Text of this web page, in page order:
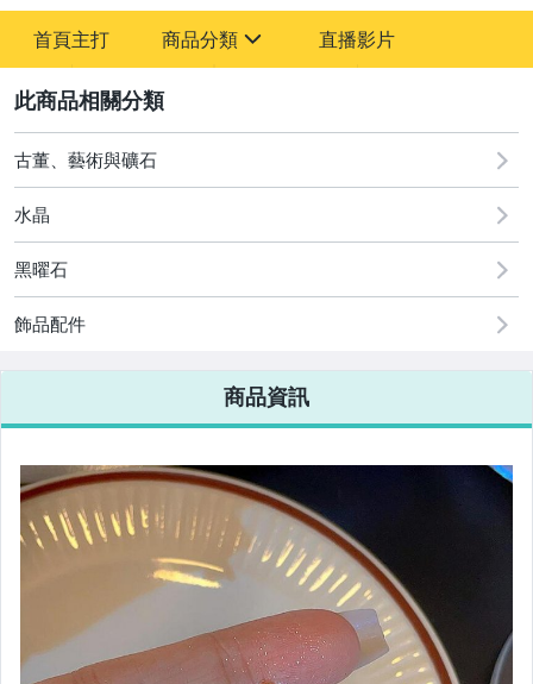
首頁主打 商品分類
古董、藝術與礦石
手機、配件與通訊
美容保養與彩妝
電腦、平板與周邊
相機、攝影與周邊
運動、戶外與休閒
嬰幼兒與孕婦
居家、家具與園藝
玩具、模型與公仔
直播影片
古董、藝術與礦石
水晶
黑曜石
飾品配件
商品資訊